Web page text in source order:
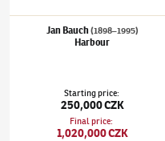
Jan Bauch (1898–1995)
Harbour
Starting price:
250,000 CZK
Final price:
1,020,000 CZK